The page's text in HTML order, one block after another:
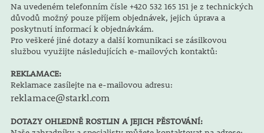
Na uvedeném telefonním čísle +420 532 165 151 je z technických
důvodů možný pouze příjem objednávek, jejich úprava a
poskytnutí informací k objednávkám.
Pro veškeré jiné dotazy a další komunikaci se zásilkovou
službou využijte následujících e-mailových kontaktů:
REKLAMACE:
Reklamace zasílejte na e-mailovou adresu:
reklamace@starkl.com
DOTAZY OHLEDNĚ ROSTLIN A JEJICH PĚSTOVÁNÍ: